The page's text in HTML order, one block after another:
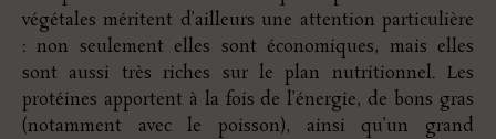
végétales méritent d’ailleurs une attention particulière
: non seulement elles sont économiques, mais elles
sont aussi très riches sur le plan nutritionnel. Les
protéines apportent à la fois de l’énergie, de bons gras
(notamment avec le poisson), ainsi qu’un grand